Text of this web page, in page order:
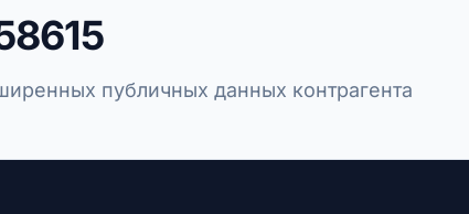
публичных данных контрагента